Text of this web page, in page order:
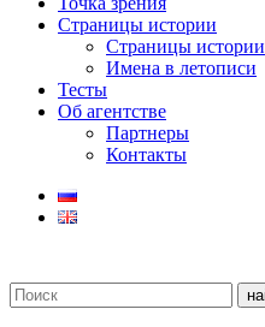
Страницы истории
Страницы истории
Имена в летописи
Тесты
Об агентстве
Партнеры
Контакты